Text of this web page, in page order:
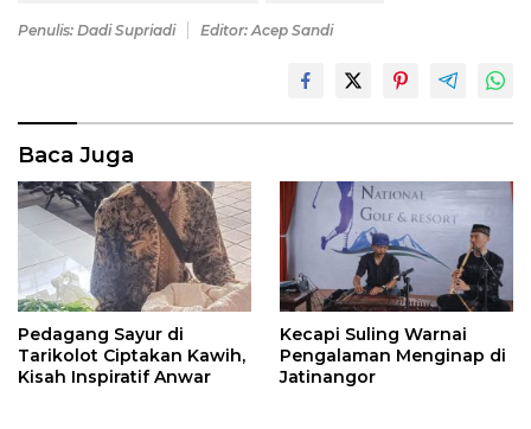
Penulis: Dadi Supriadi Editor: Acep Sandi
Baca Juga
Pedagang Sayur di
Tarikolot Ciptakan Kawih,
Kisah Inspiratif Anwar
Kecapi Suling Warnai
Pengalaman Menginap di
Jatinangor